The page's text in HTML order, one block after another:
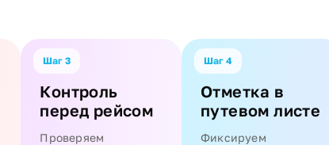
Шаг 3
Контроль
перед рейсом
Проверяем
Шаг 4
Отметка в
путевом листе
Фиксируем